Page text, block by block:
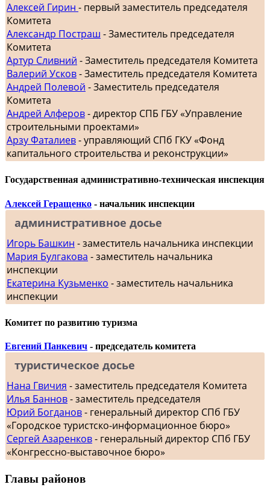
Алексей Гирин - первый заместитель председателя
Комитета
Александр Постраш - Заместитель председателя
Комитета
Артур Сливний - Заместитель председателя Комитета
Валерий Усков- Заместитель председателя Комитета
Андрей Полевой - Заместитель председателя
Комитета
Андрей Алферов- директор СПБ ГБУ «Управление
строительными проектами»
Арзу Фаталиев- управляющий СПб ГКУ «Фонд
капитального строительства и реконструкции»
Государственная административно-техническая инспекция
Алексей Геращенко - начальник инспекции
административное досье
Игорь Башкин - заместитель начальника инспекции
Мария Булгакова - заместитель начальника
инспекции
Екатерина Кузьменко - заместитель начальника
инспекции
Комитет по развитию туризма
Евгений Панкевич - председатель комитета
туристическое досье
Нана Гвичия - заместитель председателя Комитета
Илья Баннов- заместитель председателя
Юрий Богданов- генеральный директор СПб ГБУ
«Городское туристско-информационное бюро»
Сергей Азаренков- генеральный директор СПб ГБУ
«Конгрессно-выставочное бюро»
Главы районов